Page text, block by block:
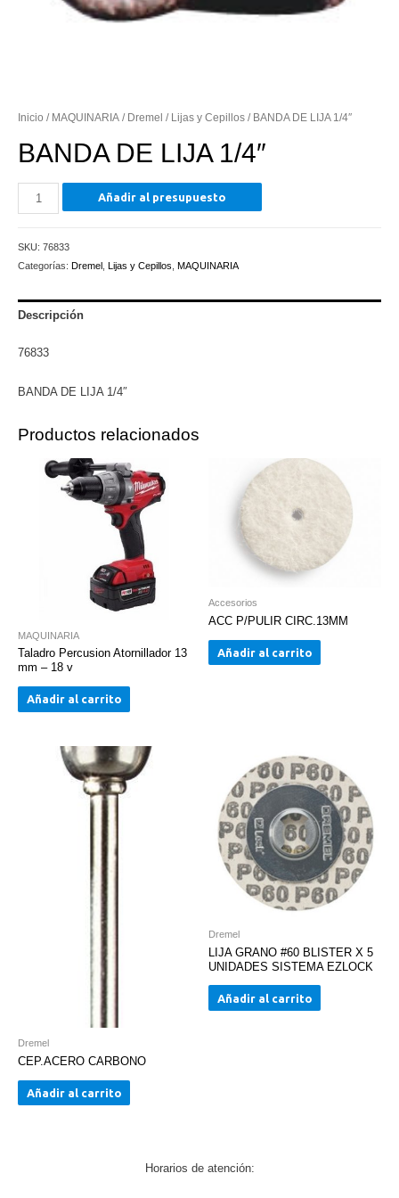
Inicio / MAQUINARIA / Dremel / Lijas y Cepillos / BANDA DE LIJA 1/4″
BANDA DE LIJA 1/4″
BANDA
DE
1/4"
cantidad
Añadir al presupuesto
SKU: 76833
Categorías: Dremel Lijas y Cepillos MAQUINARIA
Descripción
76833
BANDA DE LIJA 1/4″
Productos relacionados
MAQUINARIA
Taladro Percusion Atornillador 13
mm – 18 v
Añadir al carrito
Accesorios
ACC P/PULIR CIRC.13MM
Añadir al carrito
Dremel
CEP.ACERO CARBONO
Añadir al carrito
Dremel
LIJA GRANO #60 BLISTER X 5
UNIDADES SISTEMA EZLOCK
Añadir al carrito
Horarios de atención: